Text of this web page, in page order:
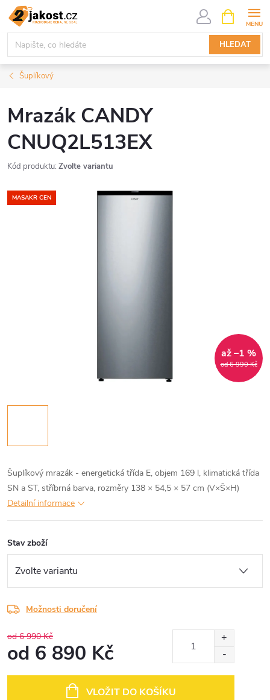
Přejít
obsah
HLEDAT
NÁKUPNÍ
KOŠÍK
Šuplíkový
Mrazák CANDY
CNUQ2L513EX
Kód produktu: Zvolte variantu
MASAKR CEN
od 6 990 Kč
až –1 %
Šuplíkový mrazák - energetická třída E, objem 169 l, klimatická třída
SN a ST, stříbrná barva, rozměry 138 × 54,5 × 57 cm (V×Š×H)
Detailní informace
Stav zboží
Možnosti doručení
od 6 990 Kč
od 6 890 Kč
VLOŽIT DO KOŠÍKU